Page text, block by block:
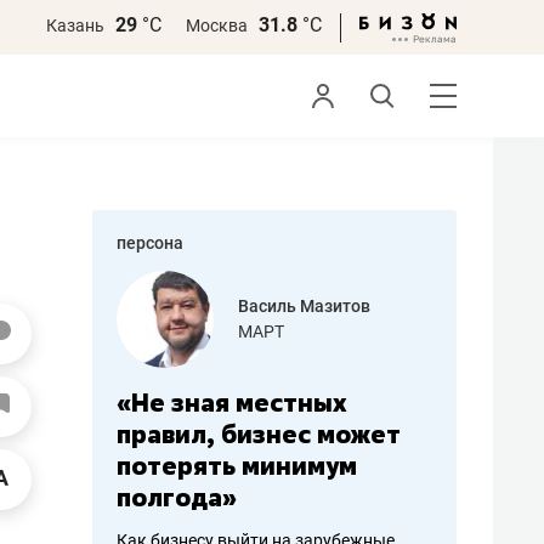
Казань 29 °С Москва 31.8 °С
персона
работа
Василь Мазитов
МАРТ
«Не зная местных
правил, бизнес может
потерять минимум
полгода»